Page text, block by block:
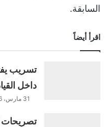
السابقة.
اقرأ أيضاً
تسريب
داخل
31 مارس، 2026
تصريحات